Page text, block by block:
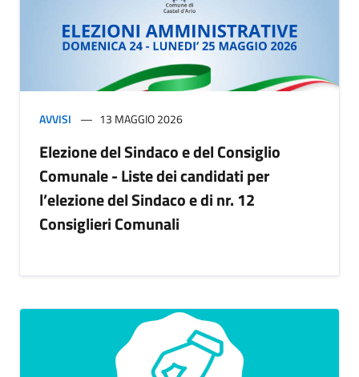
AVVISI 13 MAGGIO 2026
Elezione del Sindaco e del Consiglio
Comunale - Liste dei candidati per
l’elezione del Sindaco e di nr. 12
Consiglieri Comunali